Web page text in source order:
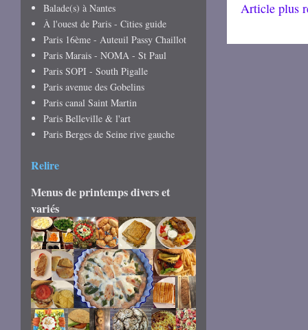
Article plus
Balade(s) à Nantes
À l'ouest de Paris - Cities guide
Paris 16ème - Auteuil Passy Chaillot
Paris Marais - NOMA - St Paul
Paris SOPI - South Pigalle
Paris avenue des Gobelins
Paris canal Saint Martin
Paris Belleville & l'art
Paris Berges de Seine rive gauche
Relire
Menus de printemps divers et
variés